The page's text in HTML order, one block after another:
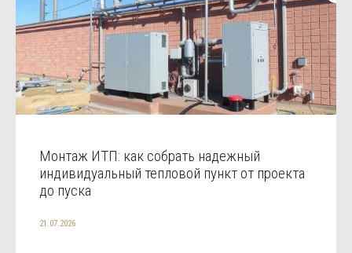
Монтаж ИТП: как собрать надежный
индивидуальный тепловой пункт от проекта
до пуска
21.07.2026